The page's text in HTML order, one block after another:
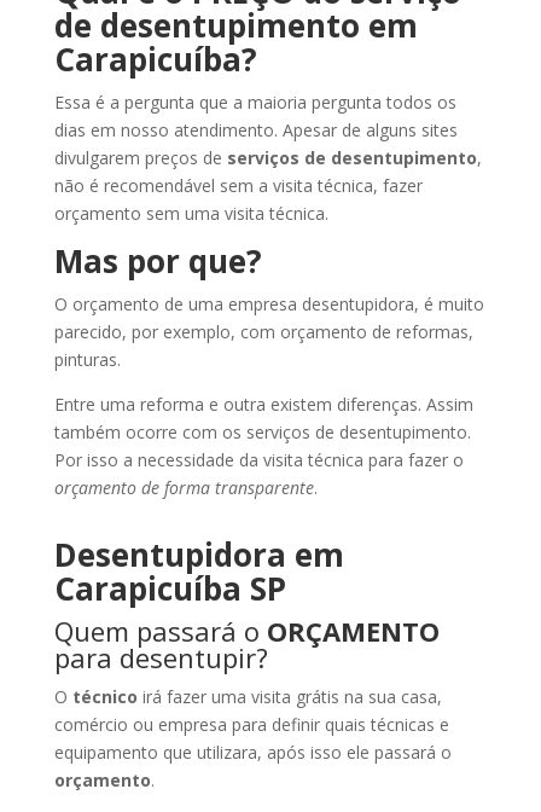
de desentupimento em
Carapicuíba?
Essa é a pergunta que a maioria pergunta todos os
dias em nosso atendimento. Apesar de alguns sites
divulgarem preços de serviços de desentupimento,
não é recomendável sem a visita técnica, fazer
orçamento sem uma visita técnica.
Mas por que?
O orçamento de uma empresa desentupidora, é muito
parecido, por exemplo, com orçamento de reformas,
pinturas.
Entre uma reforma e outra existem diferenças. Assim
também ocorre com os serviços de desentupimento.
Por isso a necessidade da visita técnica para fazer o
orçamento de forma transparente.
Desentupidora em
Carapicuíba SP
Quem passará o ORÇAMENTO
para desentupir?
O técnico irá fazer uma visita grátis na sua casa,
comércio ou empresa para definir quais técnicas e
equipamento que utilizara, após isso ele passará o
orçamento.